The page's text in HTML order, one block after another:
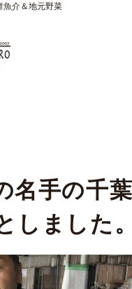
魚介＆地元野菜
名手の千
しました